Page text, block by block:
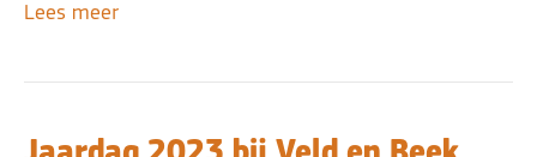
Lees meer